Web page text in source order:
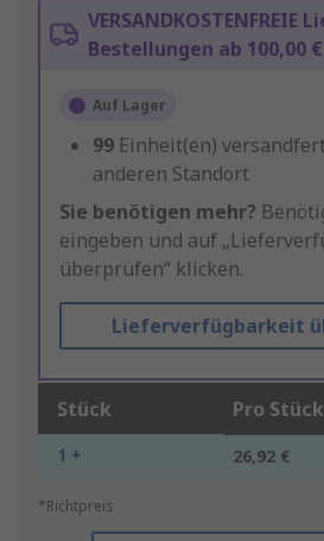
Bestellungen ab 100,00 €
Auf Lager
99 Einheit(en)
anderen Standort
Sie benötigen mehr?
eingeben und auf
überprüfen“ klicken.
Lieferverfügbarkeit
Stück Pro Stück
1 + 26,92 €
*Richtpreis